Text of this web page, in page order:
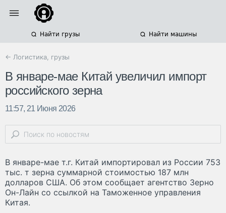
Найти грузы Найти машины
← Логистика, грузы
В январе-мае Китай увеличил импорт
российского зерна
11:57, 21 Июня 2026
В январе-мае т.г. Китай импортировал из России 753
тыс. т зерна суммарной стоимостью 187 млн
долларов США. Об этом сообщает агентство Зерно
Он-Лайн со ссылкой на Таможенное управления
Китая.